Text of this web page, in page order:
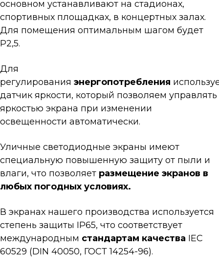
основном устанавливают на стадионах,
спортивных площадках, в концертных залах.
Для помещения оптимальным шагом будет
Р2,5.
Для
регулирования энергопотребления
датчик яркости, который позволяем управлять
яркостью экрана при изменении
освещенности автоматически.
Уличные светодиодные экраны имеют
специальную повышенную защиту от пыли и
влаги, что позволяет размещение экранов в
любых погодных условиях.
В экранах нашего производства используется
степень защиты IP65, что соответствует
международным стандартам качества IEC
60529 (DIN 40050, ГОСТ 14254-96).